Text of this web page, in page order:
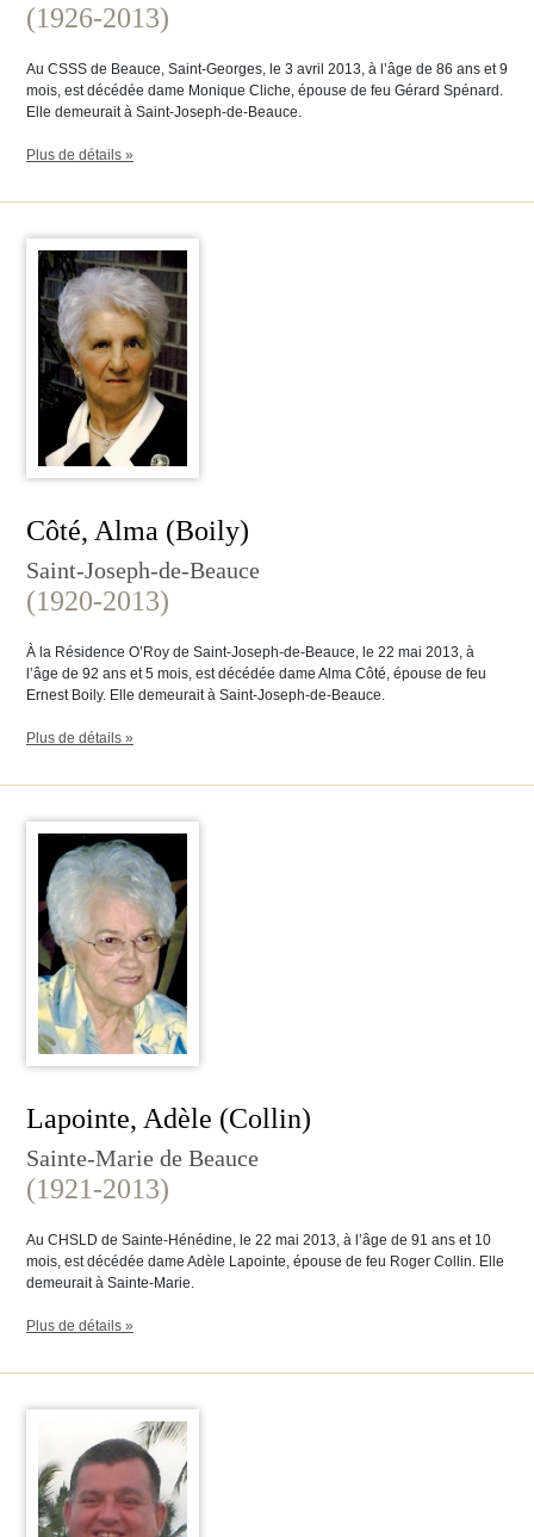
(1926-2013)
Au CSSS de Beauce, Saint-Georges, le 3 avril 2013, à l’âge de 86 ans et 9
mois, est décédée dame Monique Cliche, épouse de feu Gérard Spénard.
Elle demeurait à Saint-Joseph-de-Beauce.
Plus de détails »
Côté, Alma (Boily)
Saint-Joseph-de-Beauce
(1920-2013)
À la Résidence O’Roy de Saint-Joseph-de-Beauce, le 22 mai 2013, à
l’âge de 92 ans et 5 mois, est décédée dame Alma Côté, épouse de feu
Ernest Boily. Elle demeurait à Saint-Joseph-de-Beauce.
Plus de détails »
Lapointe, Adèle (Collin)
Sainte-Marie de Beauce
(1921-2013)
Au CHSLD de Sainte-Hénédine, le 22 mai 2013, à l’âge de 91 ans et 10
mois, est décédée dame Adèle Lapointe, épouse de feu Roger Collin. Elle
demeurait à Sainte-Marie.
Plus de détails »